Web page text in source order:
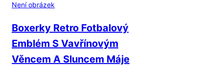
Není obrázek
Boxerky Retro Fotbalový
Emblém S Vavřínovým
Věncem A Sluncem Máje